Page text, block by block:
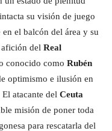
su visión de juego
el balcón del área y su
afición del Real
conocido como Rubén
optimismo e ilusión en
atacante del Ceuta
misión de poner toda
para rescatarla del